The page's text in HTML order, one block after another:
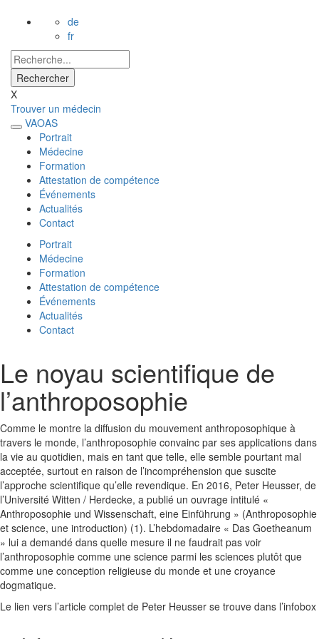
de
fr
X
Trouver un médecin
VAOAS
Portrait
Médecine
Formation
Attestation de compétence
Événements
Actualités
Contact
Portrait
Médecine
Formation
Attestation de compétence
Événements
Actualités
Contact
Le noyau scientifique de
l’anthroposophie
Comme le montre la diffusion du mouvement anthroposophique à
travers le monde, l’anthroposophie convainc par ses applications dans
la vie au quotidien, mais en tant que telle, elle semble pourtant mal
acceptée, surtout en raison de l’incompréhension que suscite
l’approche scientifique qu’elle revendique. En 2016, Peter Heusser, de
l’Université Witten / Herdecke, a publié un ouvrage intitulé «
Anthroposophie und Wissenschaft, eine Einführung » (Anthroposophie
et science, une introduction) (1). L’hebdomadaire « Das Goetheanum
» lui a demandé dans quelle mesure il ne faudrait pas voir
l’anthroposophie comme une science parmi les sciences plutôt que
comme une conception religieuse du monde et une croyance
dogmatique.
Le lien vers l’article complet de Peter Heusser se trouve dans l’infobox